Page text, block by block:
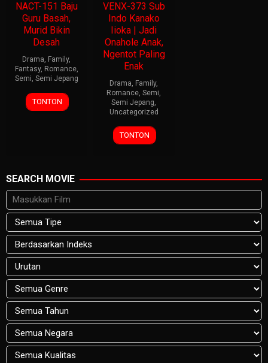
NACT-151 Baju
Guru Basah,
Murid Bikin
Desah
Drama, Family,
Fantasy, Romance,
Semi, Semi Jepang
TONTON
VENX-373 Sub
Indo Kanako
Iioka | Jadi
Onahole Anak,
Ngentot Paling
Enak
Drama, Family,
Romance,Semi,
Semi Jepang,
Uncategorized
TONTON
SEARCH MOVIE